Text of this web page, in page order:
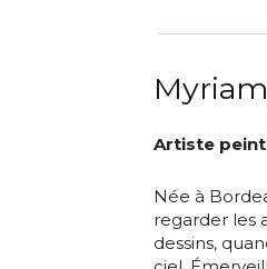
Artiste
Née à
regarder les
dessins,